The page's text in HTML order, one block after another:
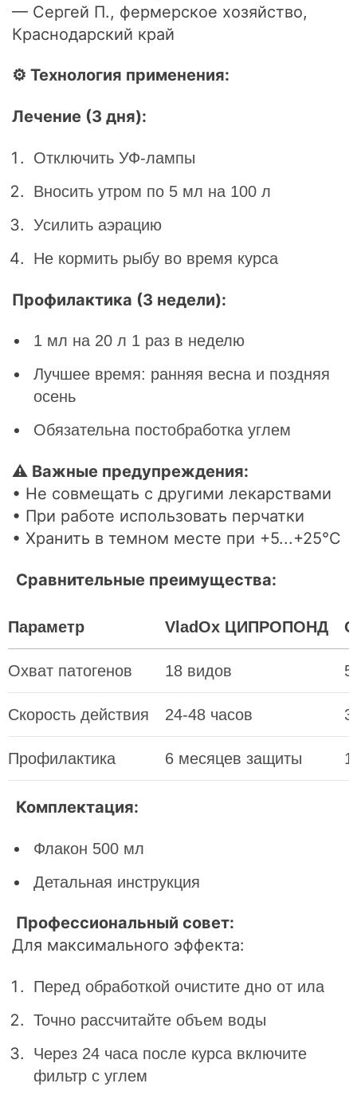
— Сергей П., фермерское хозяйство,
Краснодарский край
⚙ Технология применения:
Лечение (3 дня):
Отключить УФ-лампы
Вносить утром по 5 мл на 100 л
Усилить аэрацию
Не кормить рыбу во время курса
Профилактика (3 недели):
1 мл на 20 л 1 раз в неделю
Лучшее время: ранняя весна и поздняя
осень
Обязательна постобработка углем
⚠ Важные предупреждения:
• Не совмещать с другими лекарствами
• При работе использовать перчатки
• Хранить в темном месте при +5...+25°С
Сравнительные преимущества:
Параметр VladOx ЦИПРОПОНД
Охват патогенов 18 видов
Скорость действия 24-48 часов
Профилактика 6 месяцев защиты
Комплектация:
Флакон 500 мл
Детальная инструкция
Профессиональный совет:
Для максимального эффекта:
Перед обработкой очистите дно от ила
Точно рассчитайте объем воды
Через 24 часа после курса включите
фильтр с углем